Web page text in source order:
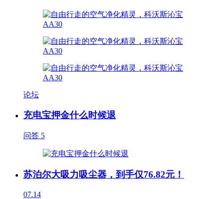
论坛
充电宝押金什么时候退
问答 5
苏泊尔大吸力吸尘器，到手仅76.82元！
07.14